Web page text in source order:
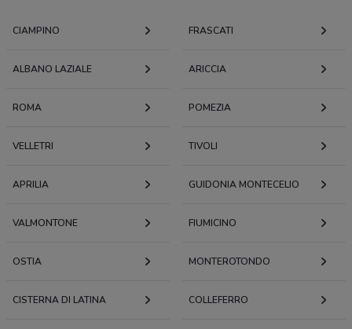
CIAMPINO FRASCATI
ALBANO LAZIALE ARICCIA
ROMA POMEZIA
VELLETRI TIVOLI
APRILIA GUIDONIA MONTECELIO
VALMONTONE FIUMICINO
OSTIA MONTEROTONDO
CISTERNA DI LATINA COLLEFERRO